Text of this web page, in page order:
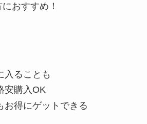
おすすめ！
入ることも
安購入OK
お得にゲットできる